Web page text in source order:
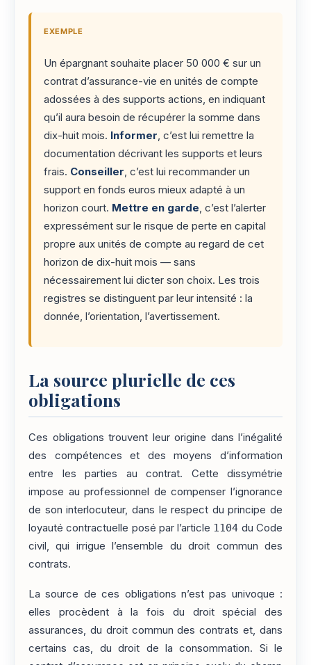
EXEMPLE
Un épargnant souhaite placer 50 000 € sur un
contrat d’assurance-vie en unités de compte
adossées à des supports actions, en indiquant
qu’il aura besoin de récupérer la somme dans
dix-huit mois. Informer, c’est lui remettre la
documentation décrivant les supports et leurs
frais. Conseiller, c’est lui recommander un
support en fonds euros mieux adapté à un
horizon court. Mettre en garde, c’est l’alerter
expressément sur le risque de perte en capital
propre aux unités de compte au regard de cet
horizon de dix-huit mois — sans
nécessairement lui dicter son choix. Les trois
registres se distinguent par leur intensité : la
donnée, l’orientation, l’avertissement.
La source plurielle de ces
obligations
Ces obligations trouvent leur origine dans l’inégalité
des compétences et des moyens d’information
entre les parties au contrat. Cette dissymétrie
impose au professionnel de compenser l’ignorance
de son interlocuteur, dans le respect du principe de
loyauté contractuelle posé par l’article 1104 du Code
civil, qui irrigue l’ensemble du droit commun des
contrats.
La source de ces obligations n’est pas univoque :
elles procèdent à la fois du droit spécial des
assurances, du droit commun des contrats et, dans
certains cas, du droit de la consommation. Si le